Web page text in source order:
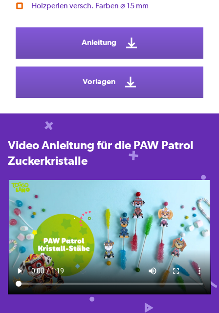
Holzperlen versch. Farben ⌀ 15 mm
Anleitung
Vorlagen
Video Anleitung für die PAW Patrol
Zuckerkristalle